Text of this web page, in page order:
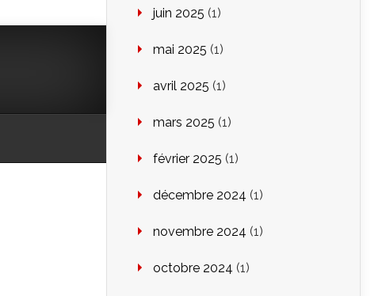
juin 2025 (1)
mai 2025 (1)
avril 2025 (1)
mars 2025 (1)
février 2025 (1)
décembre 2024 (1)
novembre 2024 (1)
octobre 2024 (1)